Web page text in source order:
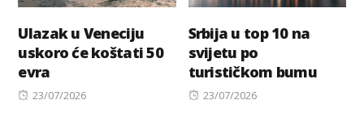
Ulazak u Veneciju
uskoro će koštati 50
evra
Posted
23/07/2026
Srbija u top 10 na
svijetu po
turističkom bumu
Posted
23/07/2026